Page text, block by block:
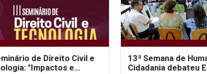
de Direito Civil e
"Impactos e
13ª Semana de
Cidadania debateu